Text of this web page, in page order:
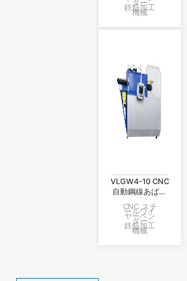
ダー
鉄筋加工
機械
VLGW4-10 CNC
自動鋼線あばら
曲げ機
CNC スチ
ールワイ
ヤーベン
ダー
鉄筋加工
機械